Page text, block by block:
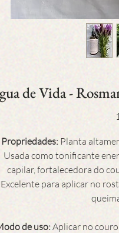
de Vida -
Propriedades: Planta
Usada como tonificante
capilar, fortalecedora do
Excelente para aplicar no
de uso: Aplicar no